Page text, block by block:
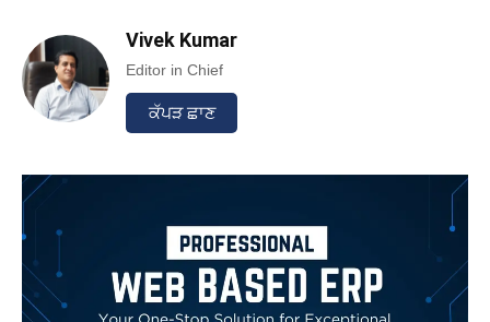
Vivek Kumar
Editor in Chief
ਕੱਪੜ ਛਾਣ